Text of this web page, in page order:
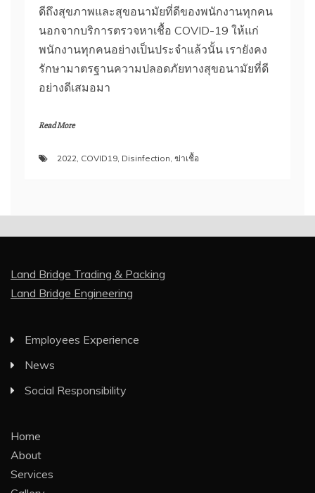
ดีถึงสุขภาพและสุขอนามัยที่ดีของพนักงานทุกคน
นอกจากบริการตรวจหาเชื้อ COVID-19 ให้แก่
พนักงานทุกคนอย่างเป็นประจำแล้วนั้น เรายังคง
รักษามาตรฐานความปลอดภัยทางสุขอนามัยที่ดี
อย่างดีเสมอมา
Read More
2022 COVID19 Disinfection ฆ่าเชื้อ
Land Bridge Trading & Packing
Land Bridge Engineering
Employees Experience
News
Social Responsibility
Home
About
Services